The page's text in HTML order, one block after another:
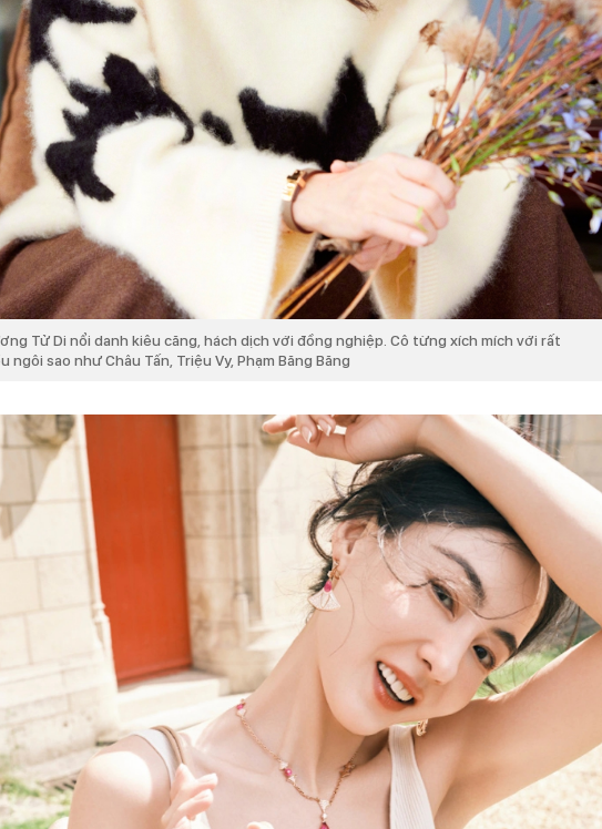
Tử Di nổi danh kiêu căng, hách dịch với đồng nghiệp. Cô từng xích mích với rất
ngôi sao như Châu Tấn, Triệu Vy, Phạm Băng Băng